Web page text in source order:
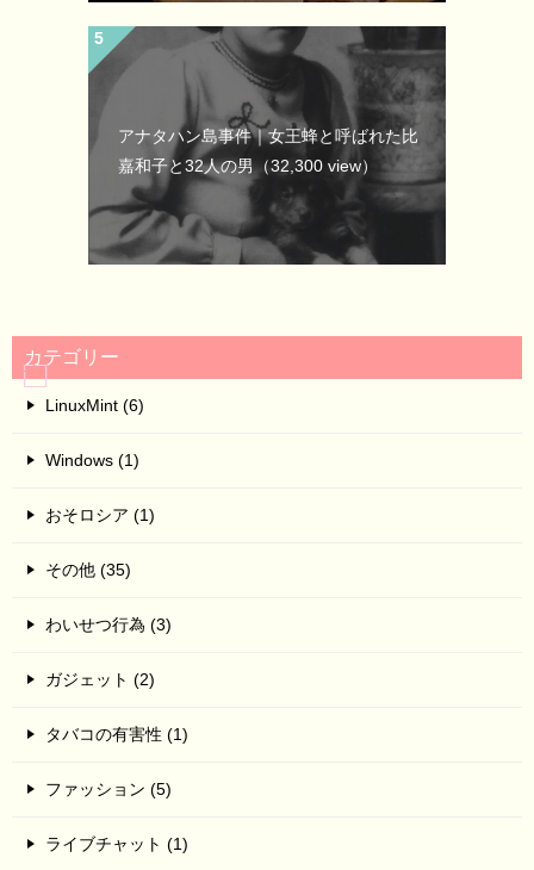
アナタハン島事件｜女王蜂と呼ばれた比
嘉和子と32人の男（32,300 view）
カテゴリー
LinuxMint (6)
Windows (1)
おそロシア (1)
その他 (35)
わいせつ行為 (3)
ガジェット (2)
タバコの有害性 (1)
ファッション (5)
ライブチャット (1)